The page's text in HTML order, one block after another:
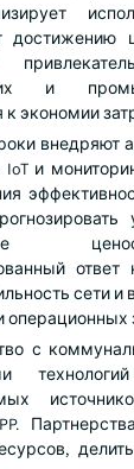
достижению
и
экономии
внедряют
IoT и
ответ
сети и
операционных
с